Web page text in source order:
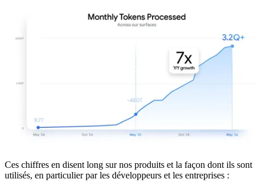
Ces chiffres en disent long sur nos produits et la façon dont ils sont
utilisés, en particulier par les développeurs et les entreprises :